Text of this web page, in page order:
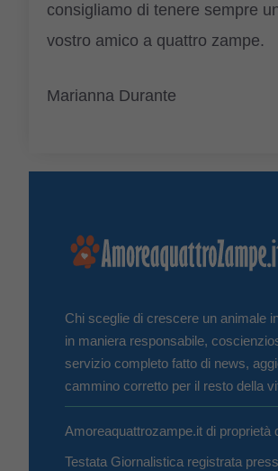
consigliamo di tenere sempre
vostro amico a quattro zampe.
Marianna Durante
Chi sceglie di crescere un animale
in maniera responsabile,
servizio completo fatto di news,
cammino corretto per il resto della
Amoreaquattrozampe.it di
Testata Giornalistica registrata